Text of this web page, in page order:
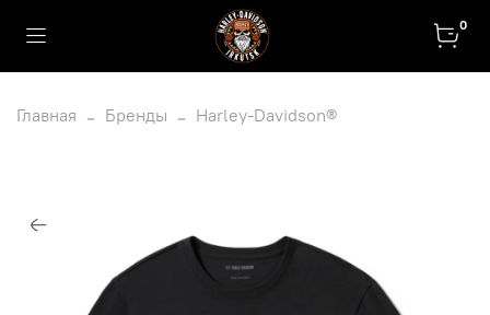
0
Главная Бренды Harley-Davidson®